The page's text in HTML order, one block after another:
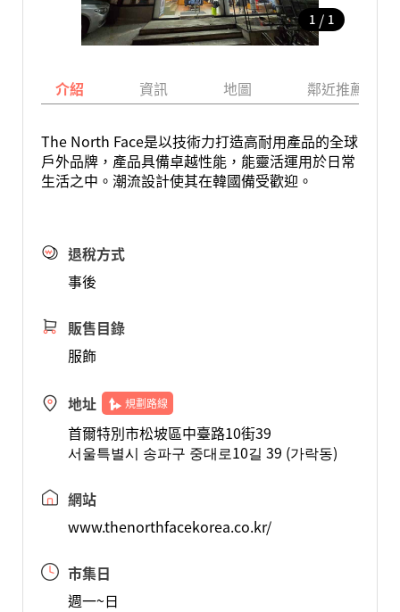
1 / 1
介紹 資訊 地圖 鄰近推薦景點
The North Face是以技術力打造高耐用產品的全球
戶外品牌，產品具備卓越性能，能靈活運用於日常
生活之中。潮流設計使其在韓國備受歡迎。
退稅方式
事後
販售目錄
服飾
地址 規劃路線
首爾特別市松坡區中臺路10街39
서울특별시 송파구 중대로10길 39 (가락동)
網站
www.thenorthfacekorea.co.kr/
市集日
週一~日